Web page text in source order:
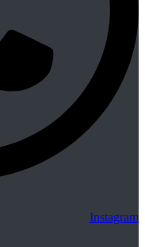
Instagram